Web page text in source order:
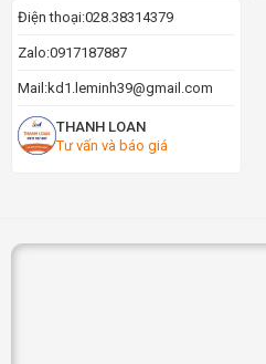
Điện thoại:028.38314379
Zalo:0917187887
Mail:kd1.leminh39@gmail.com
THANH LOAN
Tư vấn và báo giá